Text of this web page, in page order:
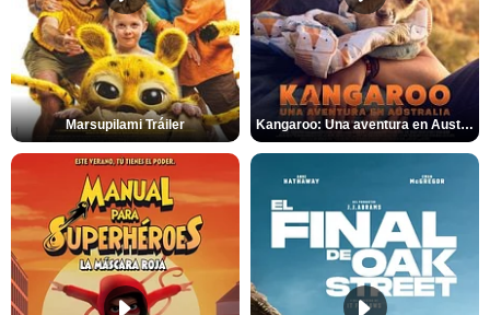
Marsupilami Tráiler Kangaroo: Una aventura en Australia Tráiler